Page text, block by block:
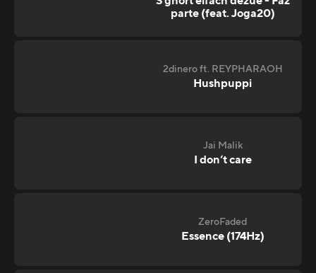
parte (feat. Joga20)
2dinero ft. REYPHARAOH
Hushpuppi
Jai Malik
I don‘t care
ZeroFaded
Essence (174Hz)